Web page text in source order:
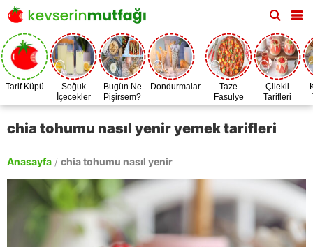
Tarif Küpü
Soğuk
İçecekler
Bugün Ne
Pişirsem?
Dondurmalar
Taze
Fasulye
Zamanı
Çilekli
Tarifleri
chia tohumu nasıl yenir yemek tarifleri
Anasayfa / chia tohumu nasıl yenir